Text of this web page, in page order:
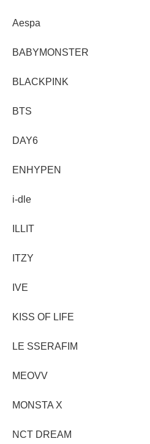
Aespa
BABYMONSTER
BLACKPINK
BTS
DAY6
ENHYPEN
i-dle
ILLIT
ITZY
IVE
KISS OF LIFE
LE SSERAFIM
MEOVV
MONSTA X
NCT DREAM